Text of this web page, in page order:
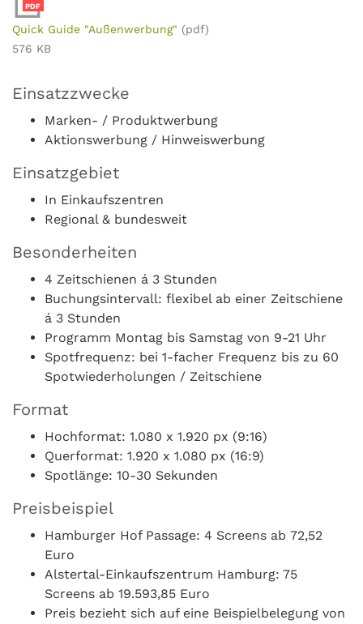
PDF
Quick Guide "Außenwerbung" (pdf)
576 KB
Einsatzzwecke
Marken- / Produktwerbung
Aktionswerbung / Hinweiswerbung
Einsatzgebiet
In Einkaufszentren
Regional & bundesweit
Besonderheiten
4 Zeitschienen á 3 Stunden
Buchungsintervall: flexibel ab einer Zeitschiene
á 3 Stunden
Programm Montag bis Samstag von 9-21 Uhr
Spotfrequenz: bei 1-facher Frequenz bis zu 60
Spotwiederholungen / Zeitschiene
Format
Hochformat: 1.080 x 1.920 px (9:16)
Querformat: 1.920 x 1.080 px (16:9)
Spotlänge: 10-30 Sekunden
Preisbeispiel
Hamburger Hof Passage: 4 Screens ab 72,52
Euro
Alstertal-Einkaufszentrum Hamburg: 75
Screens ab 19.593,85 Euro
Preis bezieht sich auf eine Beispielbelegung von